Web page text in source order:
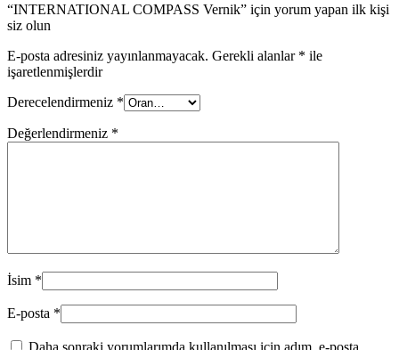
“INTERNATIONAL COMPASS Vernik” için yorum yapan ilk kişi
siz olun
E-posta adresiniz yayınlanmayacak. Gerekli alanlar * ile
işaretlenmişlerdir
Derecelendirmeniz *
Değerlendirmeniz *
İsim *
E-posta *
Daha sonraki yorumlarımda kullanılması için adım, e-posta